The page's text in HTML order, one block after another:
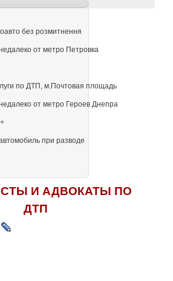
без розмитнення
от метро Петровка
по ДТП, м.Почтовая площадь
от метро Героев Днепра
при разводе
И АДВОКАТЫ ПО
ДТП